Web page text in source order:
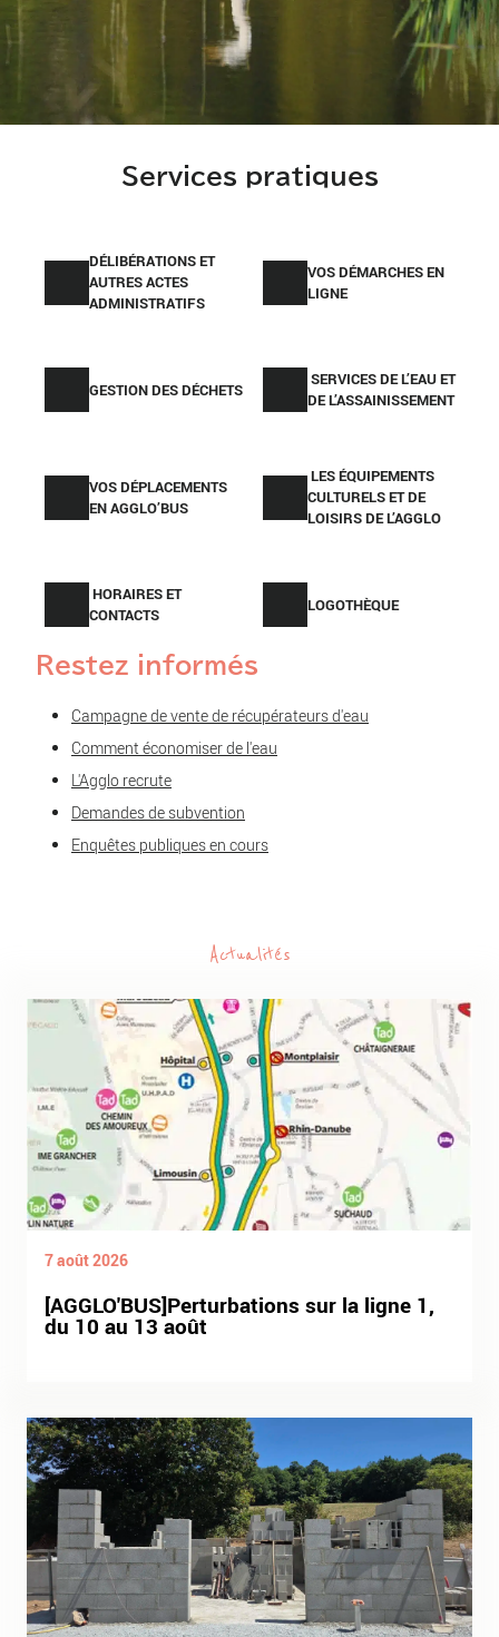
Services pratiques
DÉLIBÉRATIONS ET
AUTRES ACTES
ADMINISTRATIFS
VOS DÉMARCHES EN
LIGNE
GESTION DES DÉCHETS
SERVICES DE L’EAU ET
DE L’ASSAINISSEMENT
VOS DÉPLACEMENTS
EN AGGLO’BUS
LES ÉQUIPEMENTS
CULTURELS ET DE
LOISIRS DE L’AGGLO
HORAIRES ET
CONTACTS
LOGOTHÈQUE
Restez informés
Campagne de vente de récupérateurs d'eau
Comment économiser de l'eau
L'Agglo recrute
Demandes de subvention
Enquêtes publiques en cours
Actualités
7 août 2026
[AGGLO'BUS]Perturbations sur la ligne 1,
du 10 au 13 août